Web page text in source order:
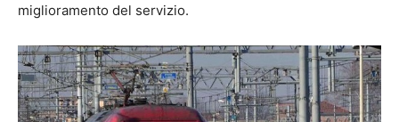
miglioramento del servizio.